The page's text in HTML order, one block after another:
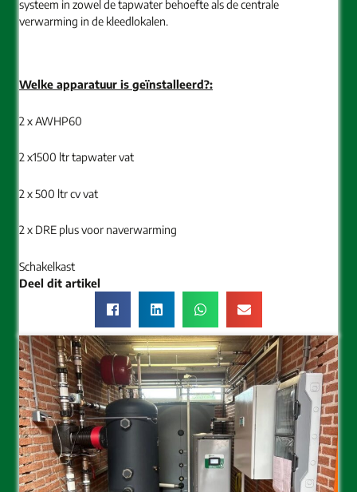
systeem in zowel de tapwater behoefte als de centrale
verwarming in de kleedlokalen.
Welke apparatuur is geïnstalleerd?:
2 x AWHP60
2 x1500 ltr tapwater vat
2 x 500 ltr cv vat
2 x DRE plus voor naverwarming
Schakelkast
Deel dit artikel